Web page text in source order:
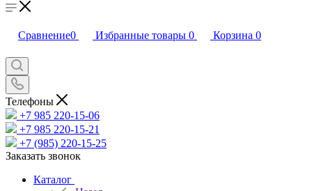
Сравнение0 Избранные товары 0 Корзина 0
Телефоны
+7 985 220-15-06
+7 985 220-15-21
+7 (985) 220-15-25
Заказать звонок
Каталог